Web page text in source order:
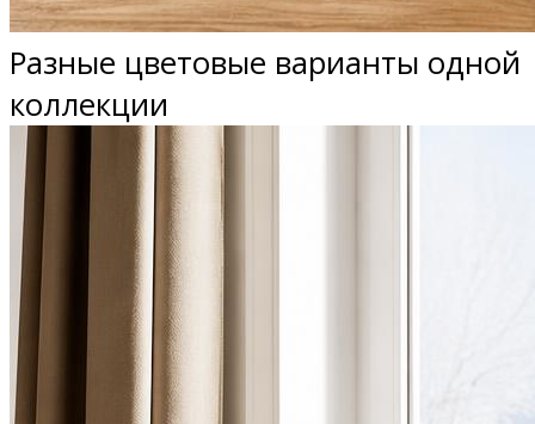
Разные цветовые варианты одной
коллекции